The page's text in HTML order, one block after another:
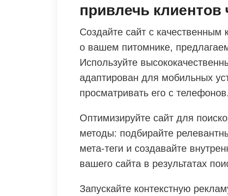
привлечь
Создайте сайт с
о вашем питомнике,
Используйте
адаптирован для мобильных
просматривать его с телефонов.
Оптимизируйте сайт для
методы: подбирайте
мета-теги и создавайте
вашего сайта в результатах
Запускайте контекстную